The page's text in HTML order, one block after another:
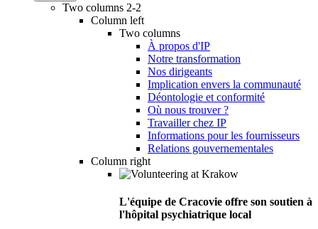
Two columns 2-2
Column left
Two columns
À propos d'IP
Notre transformation
Nos dirigeants
Implication envers la communauté
Déontologie et conformité
Où nous trouver ?
Travailler chez IP
Informations pour les fournisseurs
Relations gouvernementales
Column right
L'équipe de Cracovie offre son soutien à
l'hôpital psychiatrique local